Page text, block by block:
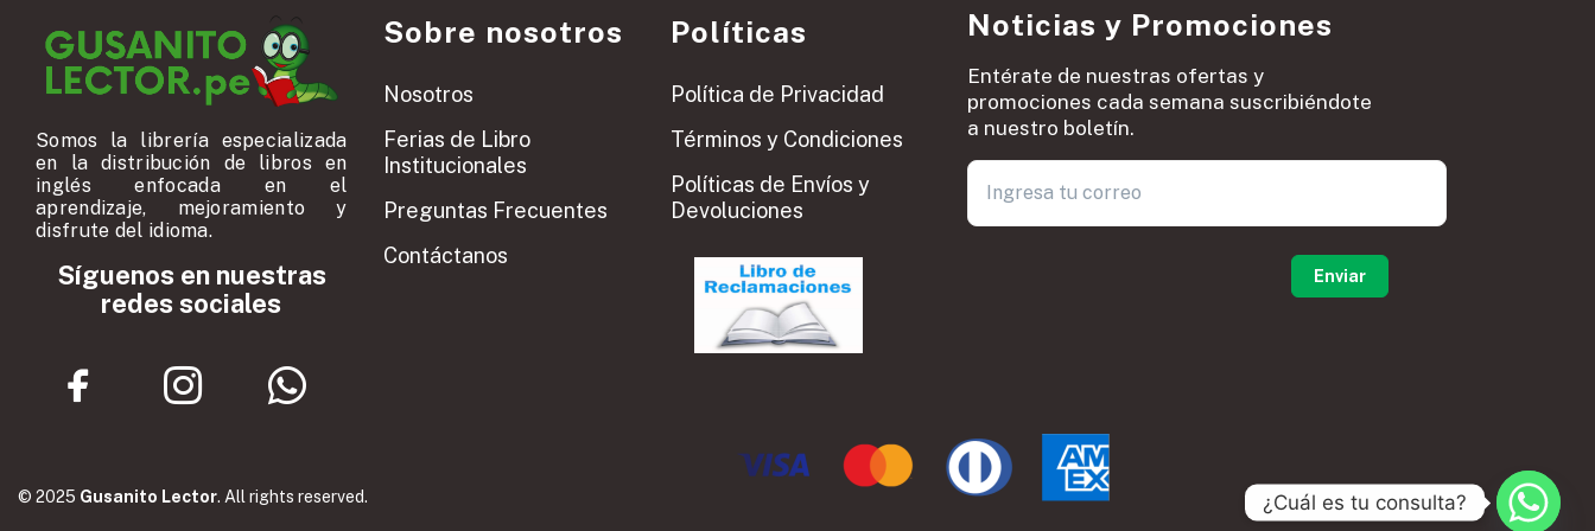
Somos la librería especializada
en la distribución de libros en
inglés enfocada en el
aprendizaje, mejoramiento y
disfrute del idioma.
Síguenos en nuestras
redes sociales
Sobre nosotros
Nosotros
Ferias de Libro
Institucionales
Preguntas Frecuentes
Contáctanos
Políticas
Política de Privacidad
Términos y Condiciones
Políticas de Envíos y
Devoluciones
Noticias y Promociones
Entérate de nuestras ofertas y
promociones cada semana suscribiéndote
a nuestro boletín.
© 2025 Gusanito Lector. All rights reserved. ¿Cuál es tu consulta?